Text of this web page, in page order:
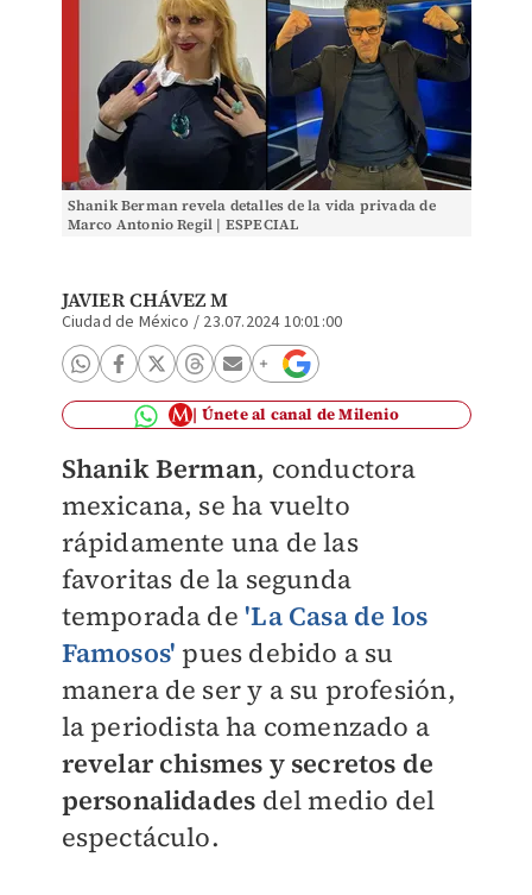
Shanik Berman revela detalles de la vida privada de
Marco Antonio Regil | ESPECIAL
JAVIER CHÁVEZ M
Ciudad de México / 23.07.2024 10:01:00
Únete al canal de Milenio
Shanik Berman, conductora
mexicana, se ha vuelto
rápidamente una de las
favoritas de la segunda
temporada de'La Casa de los
Famosos' pues debido a su
manera de ser y a su profesión,
la periodista ha comenzado a
revelar chismes y secretos de
personalidades del medio del
espectáculo.